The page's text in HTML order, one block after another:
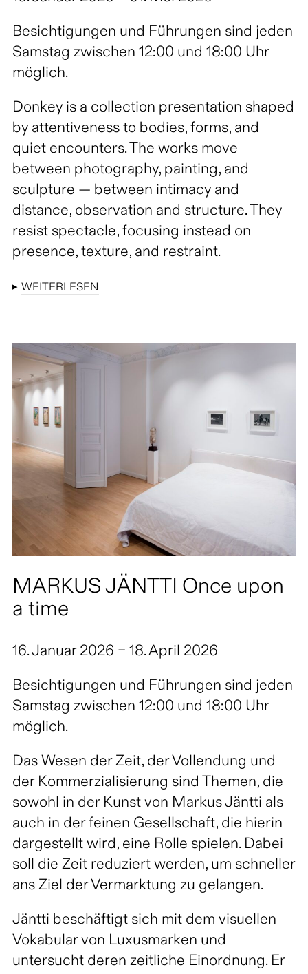
Besichtigungen und Führungen sind jeden
Samstag zwischen 12:00 und 18:00 Uhr
möglich.
Donkey is a collection presentation shaped
by attentiveness to bodies, forms, and
quiet encounters. The works move
between photography, painting, and
sculpture — between intimacy and
distance, observation and structure. They
resist spectacle, focusing instead on
presence, texture, and restraint.
▸ WEITERLESEN
MARKUS JÄNTTI Once upon
a time
16. Januar 2026 – 18. April 2026
Besichtigungen und Führungen sind jeden
Samstag zwischen 12:00 und 18:00 Uhr
möglich.
Das Wesen der Zeit, der Vollendung und
der Kommerzialisierung sind Themen, die
sowohl in der Kunst von Markus Jäntti als
auch in der feinen Gesellschaft, die hierin
dargestellt wird, eine Rolle spielen. Dabei
soll die Zeit reduziert werden, um schneller
ans Ziel der Vermarktung zu gelangen.
Jäntti beschäftigt sich mit dem visuellen
Vokabular von Luxusmarken und
untersucht deren zeitliche Einordnung. Er